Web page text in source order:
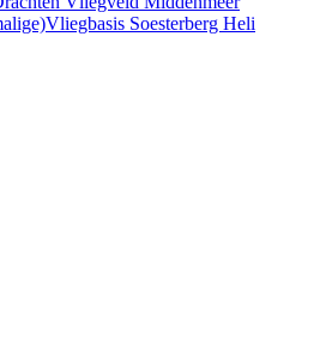
Soesterberg Heli